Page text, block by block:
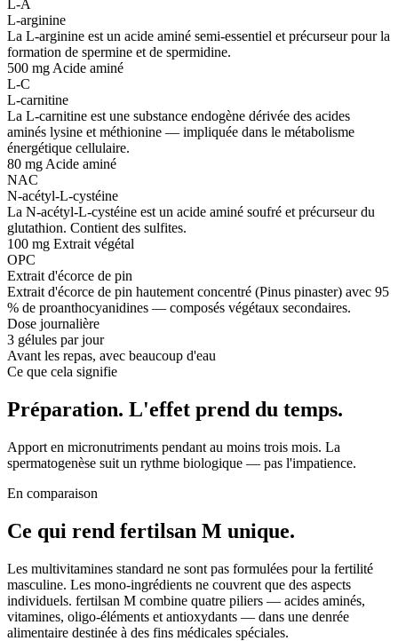
L-A
L-arginine
La L-arginine est un acide aminé semi-essentiel et précurseur pour la
formation de spermine et de spermidine.
500 mg Acide aminé
L-C
L-carnitine
La L-carnitine est une substance endogène dérivée des acides
aminés lysine et méthionine — impliquée dans le métabolisme
énergétique cellulaire.
80 mg Acide aminé
NAC
N-acétyl-L-cystéine
La N-acétyl-L-cystéine est un acide aminé soufré et précurseur du
glutathion. Contient des sulfites.
100 mg Extrait végétal
OPC
Extrait d'écorce de pin
Extrait d'écorce de pin hautement concentré (Pinus pinaster) avec 95
% de proanthocyanidines — composés végétaux secondaires.
Dose journalière
3 gélules par jour
Avant les repas, avec beaucoup d'eau
Ce que cela signifie
Préparation. L'effet prend du temps.
Apport en micronutriments pendant au moins trois mois. La
spermatogenèse suit un rythme biologique — pas l'impatience.
En comparaison
Ce qui rend fertilsan M unique.
Les multivitamines standard ne sont pas formulées pour la fertilité
masculine. Les mono-ingrédients ne couvrent que des aspects
individuels. fertilsan M combine quatre piliers — acides aminés,
vitamines, oligo-éléments et antioxydants — dans une denrée
alimentaire destinée à des fins médicales spéciales.